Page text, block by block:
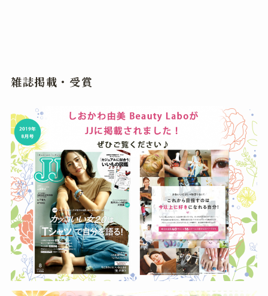
雑誌掲載・受賞